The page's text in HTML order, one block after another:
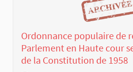
Ordonnance populaire de
Parlement en Haute cour
de la Constitution de 1958